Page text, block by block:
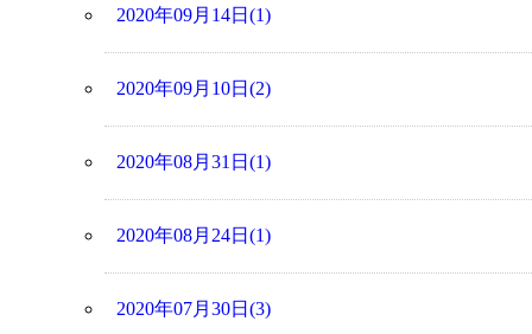
2020年09月14日(1)
2020年09月10日(2)
2020年08月31日(1)
2020年08月24日(1)
2020年07月30日(3)